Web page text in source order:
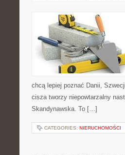
chcą lepiej poznać Danii,
cisza tworzy niepowtarzalny
Skandynawska. To […]
CATEGORIES: NIERUCHOMOŚCI